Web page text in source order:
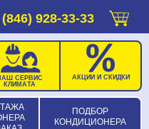
928-33-33
ПОДБОР
КОНДИЦИОНЕРА
СЕРВИС
КЛИМАТА
АКЦИИ И СКИДКИ